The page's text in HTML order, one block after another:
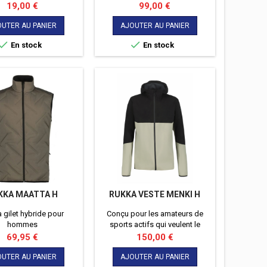
qui saura vous
du froid, de la pluie et
du vent et de la
de neige !
Prix
19,00 €
AU PANIER
En stock
fraîcheur, légèreté et
performance lors de leurs
entraînements les plus
intenses.
Prix
99,00 €
AJOUTER AU PANIER
 En stock
MAATTA H
gilet hybride pour
hommes
Prix
69,95 €
AU PANIER
RUKKA VESTE MENKI H
Conçu pour les amateurs de
sports actifs qui veulent le
meilleur pour les conditions les
plus difficiles. Les produits les
plus techniques répondent aux
Prix
150,00 €
AJOUTER AU PANIER